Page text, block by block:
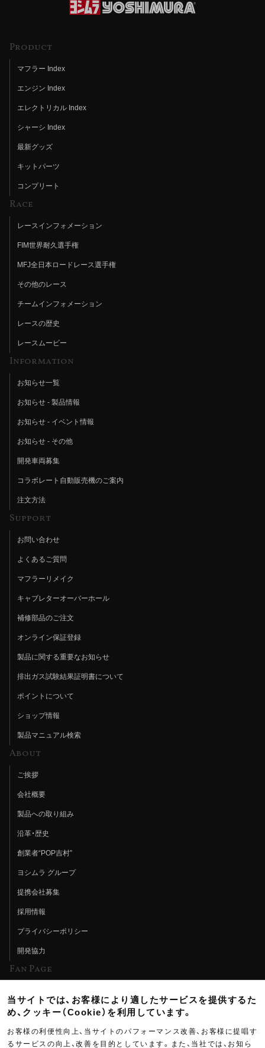
Product
マフラー Index
エンジン Index
エレクトリカル Index
シャーシ Index
最新グッズ
キットパーツ
コンプリート
Race
レースインフォメーション
FIM世界耐久選手権
MFJ全日本ロードレース選手権
その他のレース
チームインフォメーション
レースの歴史
レースムービー
Information
お知らせ一覧
お知らせ - 製品情報
お知らせ - イベント情報
お知らせ - その他
開発車両募集
コラボレート自動販売機のご案内
注文方法
Support
お問い合わせ
よくあるご質問
マフラーリメイク
キャブレターオーバーホール
補修部品のご注文
オンライン保証登録
製品に関する重要なお知らせ
排出ガス試験結果証明書について
ポイントについて
ショップ情報
製品マニュアル検索
About
ご挨拶
会社概要
製品への取り組み
沿革・歴史
創業者“POP吉村”
ヨシムラ グループ
提携会社募集
採用情報
プライバシーポリシー
開発協力
Fan Page
ヨシムラTV
イベント情報
当サイトでは、お客様により適したサービスを提供するた
め、クッキー（Cookie）を利用しています。
お客様の利便性向上、当サイトのパフォーマンス改善、お客様に提唱す
るサービスの向上、改善を目的としています。また、当社では、お知ら